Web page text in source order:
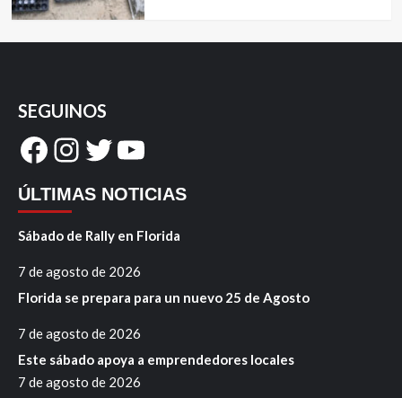
SEGUINOS
Facebook
Instagram
Twitter
YouTube
ÚLTIMAS NOTICIAS
Sábado de Rally en Florida
7 de agosto de 2026
Florida se prepara para un nuevo 25 de Agosto
7 de agosto de 2026
Este sábado apoya a emprendedores locales
7 de agosto de 2026